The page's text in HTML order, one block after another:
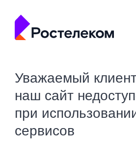
Уважаемый
наш сайт
при
сервисов